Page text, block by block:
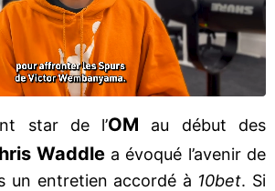
star de l’OM au début des
Waddlea évoqué l’avenir de
un entretien accordé à 10bet. Si